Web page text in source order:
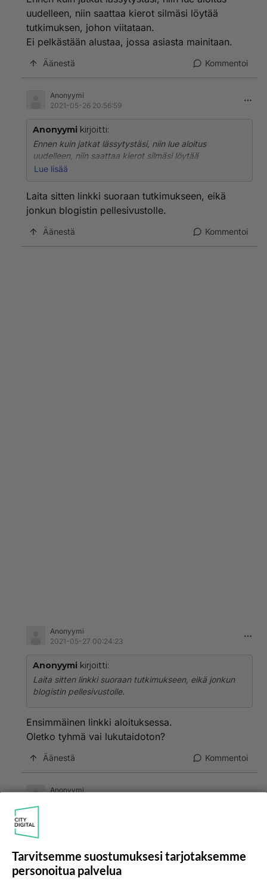
Vertaisarvioitu tutkimus voi olla väärässä. Valitettavasti
parempaakaan keinoa oikeellisuuden varmistamiseksi
ennen julkaisua ei ole löydetty. Menihän sen
venäläisen tutkijan juttukin Auringon vaikutuksesta
asiantuntijat ruotivat juttua, se vedettiin pois. Tällaisia
tapahtuu melko usein. ETkö tiennyt?
Olet aika pihalla tieteen toimintatavoista ihmis parka.
tarinoilla.
uudelleen, niin saattaa kierot silmäsi löytää
tutkimuksen, johon viitataan.
Ei pelkästään alustaa, jossa asiasta mainitaan.
Äänestä Kommentoi
Anonyymi
2021-05-26 20:56:59
Anonyymi kirjoitti:
Ennen kuin jatkat lässytystäsi, niin lue aloitus
uudelleen, niin saattaa kierot silmäsi löytää
tutkimuksen, johon viitataan.
Lue lisää
Laita sitten linkki suoraan tutkimukseen, eikä
jonkun blogistin pellesivustolle.
Äänestä Kommentoi
Anonyymi
2021-05-27 00:24:23
Anonyymi kirjoitti:
Laita sitten linkki suoraan tutkimukseen, eikä jonkun
blogistin pellesivustolle.
Ensimmäinen linkki aloituksessa.
Oletko tyhmä vai lukutaidoton?
Äänestä Kommentoi
Anonyymi
Anonyymi
JoNovako vertaisarvioitu? JoNova on denialistipelle
vailla mitään tieteellistä koulutusta.
Jos taas tarkoitit ensimmäistä linkkiäsi, ei siinäkään
Lue lisää
Tarvitsemme suostumuksesi tarjotaksemme
personoitua palvelua